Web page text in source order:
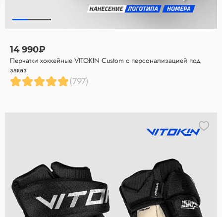
14 990₽
Перчатки хоккейные VITOKIN Custom с персонализацией под
заказ
(797)